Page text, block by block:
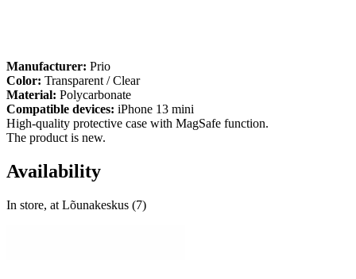
Manufacturer: Prio
Color: Transparent / Clear
Material: Polycarbonate
Compatible devices: iPhone 13 mini
High-quality protective case with MagSafe function.
The product is new.
Availability
In store, at Lõunakeskus (7)